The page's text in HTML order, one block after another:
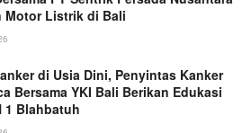
Motor Listrik di Bali
di Usia Dini, Penyintas Kanker
Bersama YKI Bali Berikan Edukasi
1 Blahbatuh